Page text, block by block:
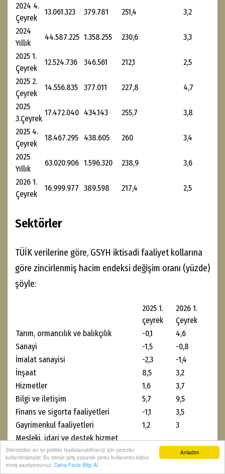
Anladım
Sitemizden en iyi şekilde faydalanabilmeniz için çerezler
kullanılmaktadır. Bu siteye giriş yaparak çerez kullanımını kabul
etmiş sayılıyorsunuz. Daha Fazla Bilgi Al
2024 4.
Çeyrek
13.061.323 379.781 251,4
3,2
2024
Yıllık
44.587.225 1.358.255 230,6
3,3
2025 1.
Çeyrek
12.524.736 346.561 212,1
2,5
2025 2.
Çeyrek
14.556.835 377.011 227,8
4,7
2025
3.Çeyrek
17.472.040 434.143 255,7
3,8
2025 4.
Çeyrek
18.467.295 438.605 260
3,4
2025
Yıllık
63.020.906 1.596.320 238,9
3,6
2026 1.
Çeyrek
16.999.977 389.598 217,4 2,5
Sektörler
TÜİK verilerine göre, GSYH iktisadi faaliyet kollarına
göre zincirlenmiş hacim endeksi değişim oranı (yüzde)
şöyle:
2025 1.
çeyrek
2026 1.
Çeyrek
Tarım, ormancılık ve balıkçılık
-0,1
4,6
Sanayi
-1,5
-0,8
İmalat sanayisi
-2,3
-1,4
İnşaat
8,5
3,2
Hizmetler
1,6
3,7
Bilgi ve iletişim
5,7
9,5
Finans ve sigorta faaliyetleri
-1,1
3,5
Gayrimenkul faaliyetleri
1,2
3
Mesleki, idari ve destek hizmet
faaliyetleri
2,3
1,9
Kamu yönetimi, eğitim ve sosyal